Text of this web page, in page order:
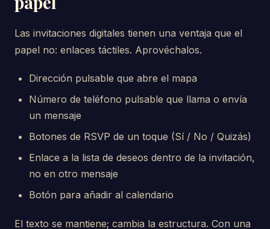
Las invitaciones digitales tienen una ventaja que el
papel no: enlaces táctiles. Aprovéchalos.
Dirección pulsable que abre el mapa
Número de teléfono pulsable que llama o envía
un mensaje
Botones de RSVP de un toque (Sí / No / Quizás)
Enlace a la lista de deseos dentro de la invitación,
no en otro mensaje
Botón para añadir al calendario
El texto se mantiene; cambia la estructura. Con una